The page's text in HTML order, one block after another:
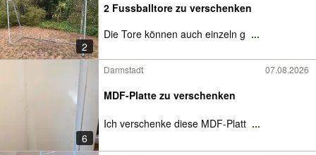
2
2 Fussballtore zu verschenken
Die Tore können auch einzeln g ...
6
Darmstadt 07.08.2026
MDF-Platte zu verschenken
Ich verschenke diese MDF-Platt ...